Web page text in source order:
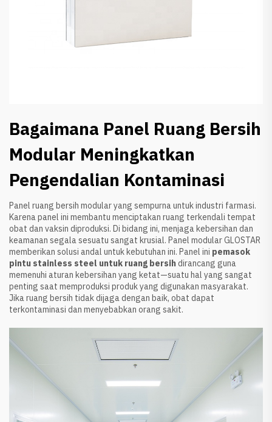
Bagaimana Panel Ruang Bersih
Modular Meningkatkan
Pengendalian Kontaminasi
Panel ruang bersih modular yang sempurna untuk industri farmasi.
Karena panel ini membantu menciptakan ruang terkendali tempat
obat dan vaksin diproduksi. Di bidang ini, menjaga kebersihan dan
keamanan segala sesuatu sangat krusial. Panel modular GLOSTAR
memberikan solusi andal untuk kebutuhan ini. Panel ini pemasok
pintu stainless steel untuk ruang bersihdirancang guna
memenuhi aturan kebersihan yang ketat—suatu hal yang sangat
penting saat memproduksi produk yang digunakan masyarakat.
Jika ruang bersih tidak dijaga dengan baik, obat dapat
terkontaminasi dan menyebabkan orang sakit.